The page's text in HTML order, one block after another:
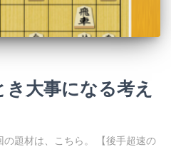
大事になる考え
題材は、こちら。 【後手超速の